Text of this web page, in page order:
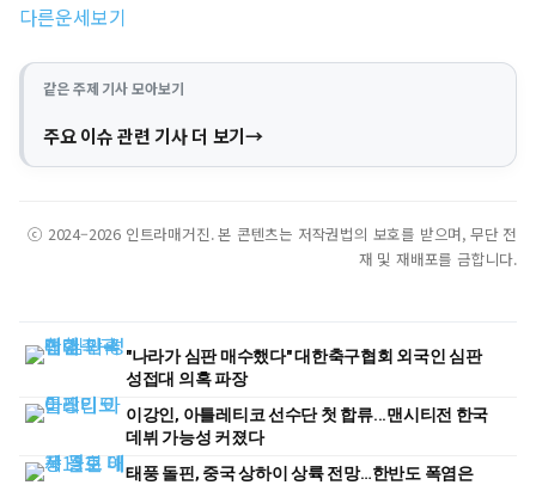
다른운세보기
같은 주제 기사 모아보기
주요 이슈 관련 기사 더 보기
ⓒ 2024–2026 인트라매거진. 본 콘텐츠는 저작권법의 보호를 받으며, 무단 전
재 및 재배포를 금합니다.
"나라가 심판 매수했다" 대한축구협회 외국인 심판
성접대 의혹 파장
이강인, 아틀레티코 선수단 첫 합류...맨시티전 한국
데뷔 가능성 커졌다
태풍 돌핀, 중국 상하이 상륙 전망…한반도 폭염은